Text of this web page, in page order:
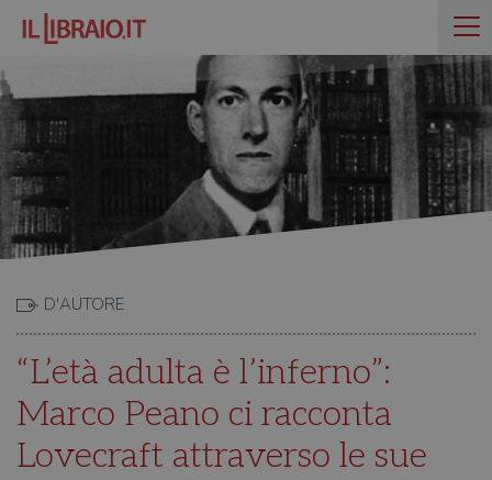
D'AUTORE
“L’età adulta è l’inferno”:
Marco Peano ci racconta
Lovecraft attraverso le sue